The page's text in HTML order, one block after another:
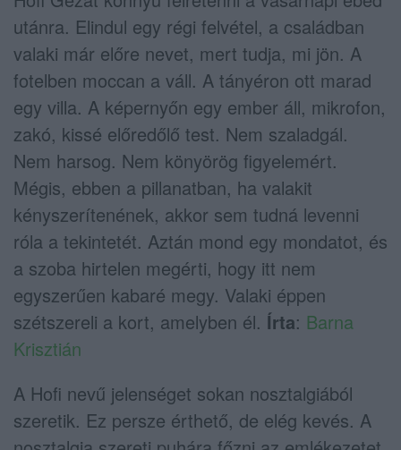
utánra. Elindul egy régi felvétel, a családban
valaki már előre nevet, mert tudja, mi jön. A
fotelben moccan a váll. A tányéron ott marad
egy villa. A képernyőn egy ember áll, mikrofon,
zakó, kissé előredőlő test. Nem szaladgál.
Nem harsog. Nem könyörög figyelemért.
Mégis, ebben a pillanatban, ha valakit
kényszerítenének, akkor sem tudná levenni
róla a tekintetét. Aztán mond egy mondatot, és
a szoba hirtelen megérti, hogy itt nem
egyszerűen kabaré megy. Valaki éppen
szétszereli a kort, amelyben él. Írta: Barna
Krisztián
A Hofi nevű jelenséget sokan nosztalgiából
szeretik. Ez persze érthető, de elég kevés. A